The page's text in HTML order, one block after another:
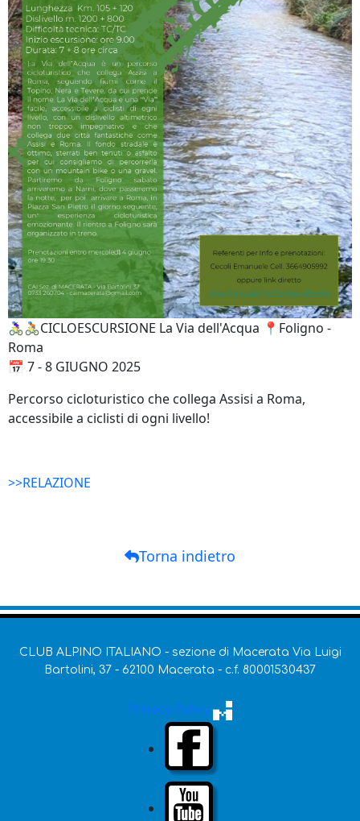
🚴🏻‍♀️🚴🏻CICLOESCURSIONE La Via dell'Acqua 📍Foligno -
Roma
📅 7 - 8 GIUGNO 2025
Percorso cicloturistico che collega Assisi a Roma,
accessibile a ciclisti di ogni livello!
>>RELAZIONE
Torna indietro
CLUB ALPINO ITALIANO - sezione di Macerata Via Luigi
Bartolini, 37 - 62100 Macerata - c.f. 80001530437
Privacy Policy